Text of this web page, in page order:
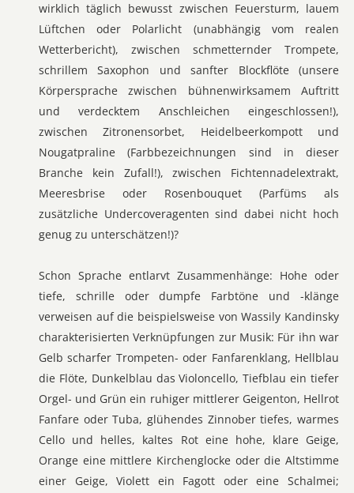
wirklich täglich bewusst zwischen Feuersturm, lauem
Lüftchen oder Polarlicht (unabhängig vom realen
Wetterbericht), zwischen schmetternder Trompete,
schrillem Saxophon und sanfter Blockflöte (unsere
Körpersprache zwischen bühnenwirksamem Auftritt
und verdecktem Anschleichen eingeschlossen!),
zwischen Zitronensorbet, Heidelbeerkompott und
Nougatpraline (Farbbezeichnungen sind in dieser
Branche kein Zufall!), zwischen Fichtennadelextrakt,
Meeresbrise oder Rosenbouquet (Parfüms als
zusätzliche Undercoveragenten sind dabei nicht hoch
genug zu unterschätzen!)?
Schon Sprache entlarvt Zusammenhänge: Hohe oder
tiefe, schrille oder dumpfe Farbtöne und -klänge
verweisen auf die beispielsweise von Wassily Kandinsky
charakterisierten Verknüpfungen zur Musik: Für ihn war
Gelb scharfer Trompeten- oder Fanfarenklang, Hellblau
die Flöte, Dunkelblau das Violoncello, Tiefblau ein tiefer
Orgel- und Grün ein ruhiger mittlerer Geigenton, Hellrot
Fanfare oder Tuba, glühendes Zinnober tiefes, warmes
Cello und helles, kaltes Rot eine hohe, klare Geige,
Orange eine mittlere Kirchenglocke oder die Altstimme
einer Geige, Violett ein Fagott oder eine Schalmei;